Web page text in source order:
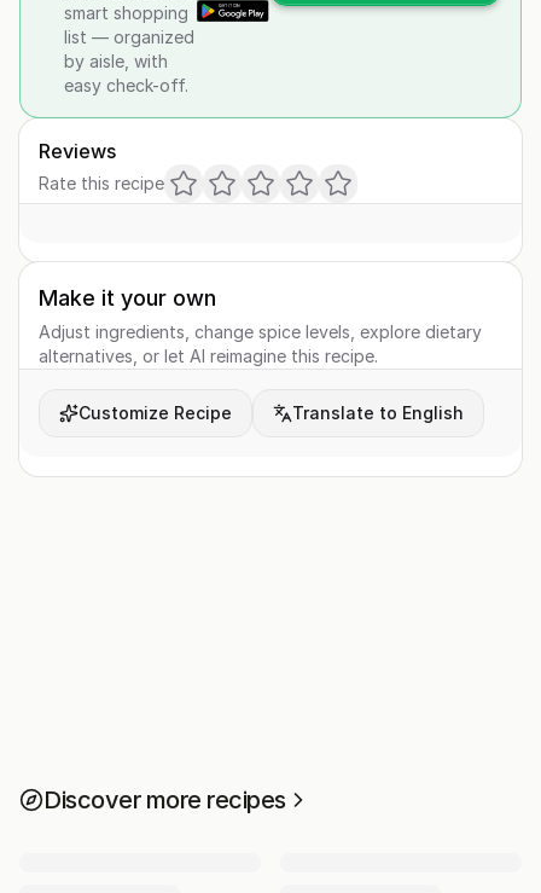
smart shopping
list — organized
by aisle, with
easy check-off.
Reviews
Rate this recipe
Make it your own
Adjust ingredients, change spice levels, explore dietary
alternatives, or let AI reimagine this recipe.
Customize Recipe Translate to English
Discover more recipes